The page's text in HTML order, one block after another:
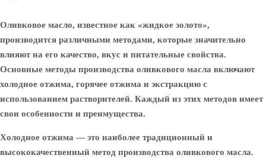
Оливковое масло, известное как «жидкое золото»,
производится различными методами, которые значительно
влияют на его качество, вкус и питательные свойства.
Основные методы производства оливкового масла включают
холодное отжима, горячее отжима и экстракцию с
использованием растворителей. Каждый из этих методов имеет
свои особенности и преимущества.
Холодное отжима — это наиболее традиционный и
высококачественный метод производства оливкового масла.